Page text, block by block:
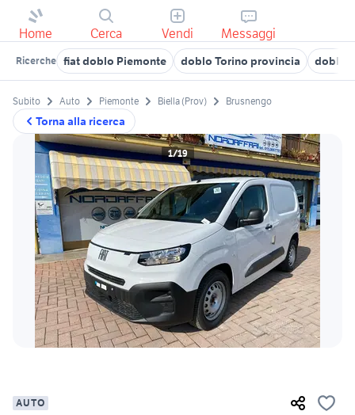
Home Cerca Vendi Messaggi
Ricerche fiat doblo Piemonte doblo Torino provincia doblo
Torna alla ricerca
Subito Auto Piemonte Biella (Prov) Brusnengo
1/19
AUTO